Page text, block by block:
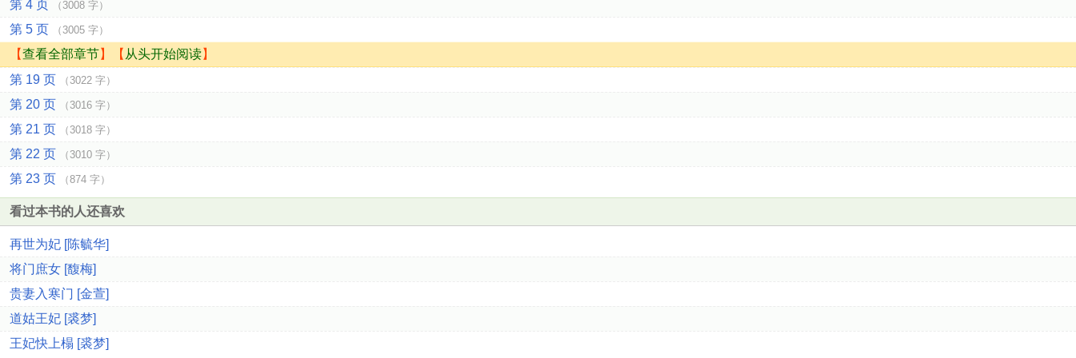
第 4 页 （3008 字）
第 5 页 （3005 字）
【查看全部章节】【 从头开始阅读】
第 19 页
（3022 字）
第 20 页 （3016 字）
第 21 页 （3018 字）
第 22 页 （3010 字）
第 23 页 （874 字）
看过本书的人还喜欢
再世为妃 [陈毓华]
将门庶女 [馥梅]
贵妻入寒门 [金萱]
道姑王妃 [裘梦]
王妃快上榻 [裘梦]